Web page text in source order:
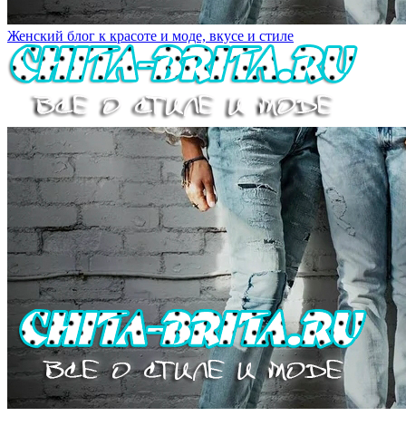
Женский блог к красоте и моде, вкусе и стиле